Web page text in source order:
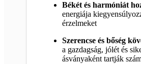
Békét és harmóniát
energiája
érzelmeket
Szerencse és bőség
a gazdagság, jólét és
ásványaként tartják